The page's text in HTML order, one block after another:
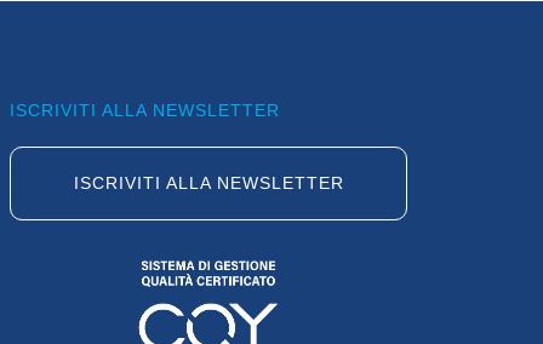
ISCRIVITI ALLA NEWSLETTER
ISCRIVITI ALLA NEWSLETTER